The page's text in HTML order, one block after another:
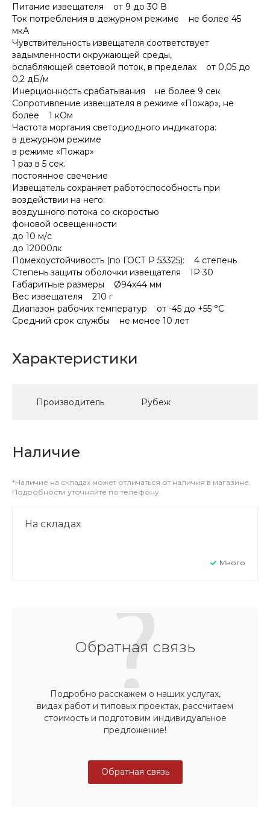
Питание извещателя от 9 до 30 В
Ток потребления в дежурном режиме не более 45
мкА
Чувствительность извещателя соответствует
задымленности окружающей среды,
ослабляющей световой поток, в пределах от 0,05 до
0,2 дБ/м
Инерционность срабатывания не более 9 сек
Сопротивление извещателя в режиме «Пожар», не
более 1 кОм
Частота моргания светодиодного индикатора:
в дежурном режиме
в режиме «Пожар»
1 раз в 5 сек.
постоянное свечение
Извещатель сохраняет работоспособность при
воздействии на него:
воздушного потока со скоростью
фоновой освещенности
до 10 м/с
до 12000лк
Помехоустойчивость (по ГОСТ Р 53325): 4 степень
Степень защиты оболочки извещателя IP 30
Габаритные размеры Ø94х44 мм
Вес извещателя 210 г
Диапазон рабочих температур от -45 до +55 °С
Средний срок службы не менее 10 лет
Характеристики
Производитель Рубеж
Наличие
*Наличие на складах может отличаться от наличия в магазине.
Подробности уточняйте по телефону.
На складах
Много
Обратная связь
Подробно расскажем о наших услугах,
видах работ и типовых проектах, рассчитаем
стоимость и подготовим индивидуальное
предложение!
Обратная связь